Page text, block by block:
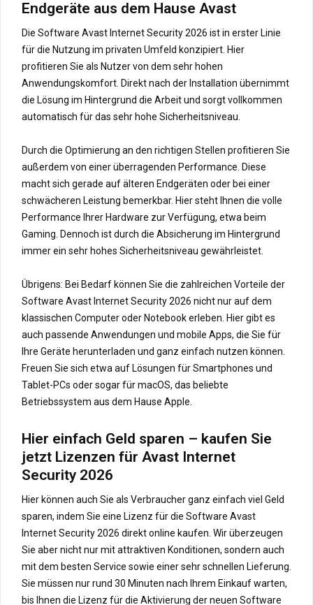
Endgeräte aus dem Hause Avast
Die Software Avast Internet Security 2026 ist in erster Linie
für die Nutzung im privaten Umfeld konzipiert. Hier
profitieren Sie als Nutzer von dem sehr hohen
Anwendungskomfort. Direkt nach der Installation übernimmt
die Lösung im Hintergrund die Arbeit und sorgt vollkommen
automatisch für das sehr hohe Sicherheitsniveau.
Durch die Optimierung an den richtigen Stellen profitieren Sie
außerdem von einer überragenden Performance. Diese
macht sich gerade auf älteren Endgeräten oder bei einer
schwächeren Leistung bemerkbar. Hier steht Ihnen die volle
Performance Ihrer Hardware zur Verfügung, etwa beim
Gaming. Dennoch ist durch die Absicherung im Hintergrund
immer ein sehr hohes Sicherheitsniveau gewährleistet.
Übrigens: Bei Bedarf können Sie die zahlreichen Vorteile der
Software Avast Internet Security 2026 nicht nur auf dem
klassischen Computer oder Notebook erleben. Hier gibt es
auch passende Anwendungen und mobile Apps, die Sie für
Ihre Geräte herunterladen und ganz einfach nutzen können.
Freuen Sie sich etwa auf Lösungen für Smartphones und
Tablet-PCs oder sogar für macOS, das beliebte
Betriebssystem aus dem Hause Apple.
Hier einfach Geld sparen – kaufen Sie
jetzt Lizenzen für Avast Internet
Security 2026
Hier können auch Sie als Verbraucher ganz einfach viel Geld
sparen, indem Sie eine Lizenz für die Software Avast
Internet Security 2026 direkt online kaufen. Wir überzeugen
Sie aber nicht nur mit attraktiven Konditionen, sondern auch
mit dem besten Service sowie einer sehr schnellen Lieferung.
Sie müssen nur rund 30 Minuten nach Ihrem Einkauf warten,
bis Ihnen die Lizenz für die Aktivierung der neuen Software